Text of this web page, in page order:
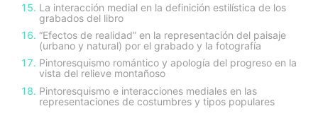
La interacción medial en la definición estilística de los
grabados del libro
“Efectos de realidad” en la representación del paisaje
(urbano y natural) por el grabado y la fotografía
Pintoresquismo romántico y apología del progreso en la
vista del relieve montañoso
Pintoresquismo e interacciones mediales en las
representaciones de costumbres y tipos populares